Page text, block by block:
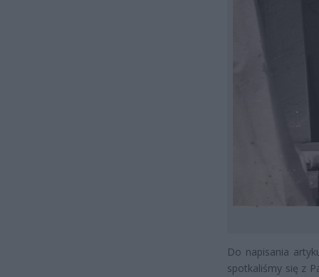
Do napisania
spotkaliśmy się z